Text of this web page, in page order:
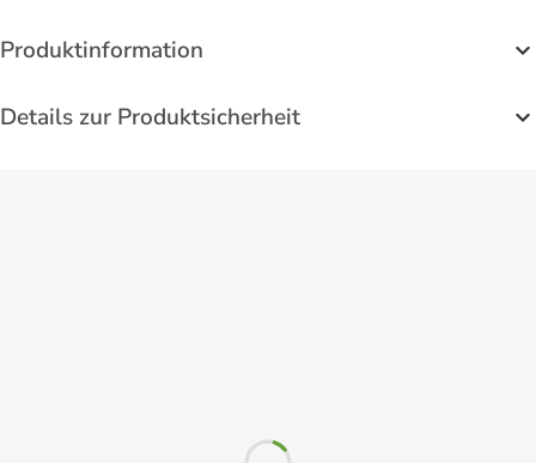
Produktinformation
Details zur Produktsicherheit